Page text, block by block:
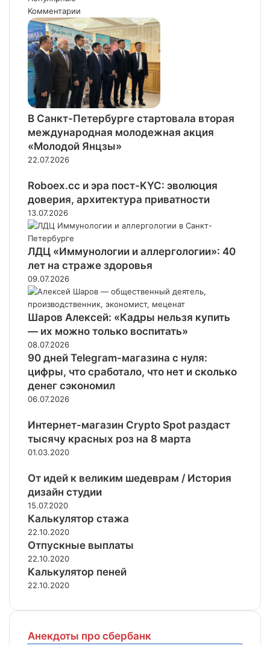
Комментарии
В Санкт-Петербурге стартовала вторая
международная молодежная акция
«Молодой Янцзы»
22.07.2026
Roboex.cc и эра пост-KYC: эволюция
доверия, архитектура приватности
13.07.2026
ЛДЦ «Иммунологии и аллергологии»: 40
лет на страже здоровья
09.07.2026
Шаров Алексей: «Кадры нельзя купить
— их можно только воспитать»
08.07.2026
90 дней Telegram-магазина с нуля:
цифры, что сработало, что нет и сколько
денег сэкономил
06.07.2026
Интернет-магазин Crypto Spot раздаст
тысячу красных роз на 8 марта
01.03.2020
От идей к великим шедеврам / История
дизайн студии
15.07.2020
Калькулятор стажа
22.10.2020
Отпускные выплаты
22.10.2020
Калькулятор пеней
22.10.2020
Анекдоты про сбербанк